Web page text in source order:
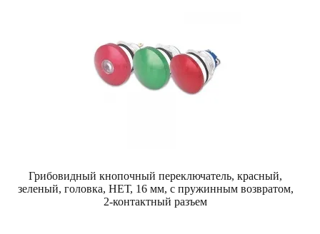
Грибовидный кнопочный переключатель, красный,
зеленый, головка, НЕТ, 16 мм, с пружинным возвратом,
2-контактный разъем